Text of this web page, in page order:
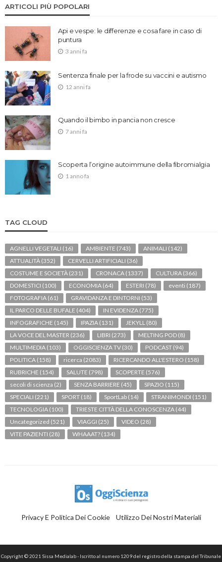
ARTICOLI PIÙ POPOLARI
Api e vespe: le differenze e cosa fare in caso di
puntura
3 anni fa
Sentenza finale per la frode su vaccini e autismo
12 anni fa
Quando il bimbo in pancia non cresce
7 anni fa
Scoperta l’origine autoimmune della fibromialgia
1 anno fa
TAG CLOUD
AGNELLI VEGETALI (16) AMBIENTE (743) ANIMALI (142)
ATTUALITÀ (352) CERVELLI ARTIFICIALI (36)
COSTUME E SOCIETÀ (231) CRONACA (1337) CULTURA (366)
DOMESTICI (100) ECONOMIA (64) ESTERI (78) eventi (187)
FOTOGRAFIA (61) GRAVIDANZA E DINTORNI (53)
IL PARCO DELLE BUFALE (404) IN EVIDENZA (775)
INFOGRAFICHE (145) IPAZIA (131) JEKYLL (80)
LA VOCE DEL MASTER (236) LIBRI (273) MELTING POD (8)
MULTIMEDIA (103) OGGISCIENZA TV (30) PODCAST (94)
POLITICA (158) ricerca (2083) RICERCANDO ALL'ESTERO (158)
RUBRICHE (154) SALUTE (798) SCOPERTE (576)
secoli di scienza (2) SENZA BARRIERE (45) SPAZIO (115)
SPECIALI (221) SPORT (18) SportLab (14) STRANIMONDI (151)
TECNOLOGIA (100) TRIESTE CITTÀ DELLA CONOSCENZA (44)
Uncategorized (521) VIAGGI (25) VIDEO (28)
VITE PAZIENTI (28) WHAAAT? (134)
Privacy E Politica Dei Cookie Utilizzo Dei Nostri Materiali
Copyright © 2021 Sissa Medialab - Iscritto al numero 1209 del registro della stampa del Tribunale